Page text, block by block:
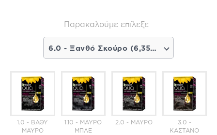
Παρακαλούμε επίλεξε
6.0 - Ξανθό Σκούρο (6,35€)
1.0 - ΒΑΘΎ
ΜΑΎΡΟ
1.10 - ΜΑΎΡΟ
ΜΠΛΕ
2.0 - ΜΑΎΡΟ
3.0 -
ΚΑΣΤΑΝΌ